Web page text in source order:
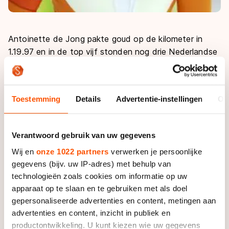
Toestemming Details Advertentie-instellingen
Verantwoord gebruik van uw gegevens
Wij en onze 1022 partners verwerken je persoonlijke
gegevens (bijv. uw IP-adres) met behulp van
technologieën zoals cookies om informatie op uw
apparaat op te slaan en te gebruiken met als doel
gepersonaliseerde advertenties en content, metingen aan
advertenties en content, inzicht in publiek en
productontwikkeling. U kunt kiezen wie uw gegevens
Antoinette de Jong pakte goud op de kilometer in
1.19.97 en in de top vijf stonden nog drie Nederlandse
dames. Letitia de Jong moest een kleine tweetiende
(1.20.15) toegeven op haar ploeggenote en werd
(1.21.99) vierde en vijfde werden in de Italiaanse
buitenlucht. Moniek Klijnstra eindigde ook nog in de
achtste.
Alleen Vanessa Bittner kon zich met 1.20.47 en een
derde plaats tussen het Oranjegeweld wringen op de
1000 meter. Eerder op de dag was de Oostenrijkse
echter wel de snelste op de halve afstand. Met 39.97
bleef ze als enige onder de veertig seconden. Letitia